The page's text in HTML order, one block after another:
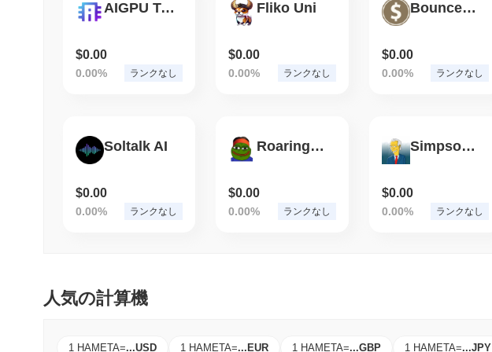
AIGPU Token
$0.00
0.00% ランクなし
Fliko Uni
$0.00
0.00% ランクなし
BounceBit USD
$0.00
0.00% ランクなし
Soltalk AI
$0.00
0.00% ランクなし
RoaringPepe
$0.00
0.00% ランクなし
Simpson Biden
$0.00
0.00% ランクなし
人気の計算機
1 HAMETA=...USD 1 HAMETA=...EUR 1 HAMETA=...GBP 1 HAMETA=...JPY